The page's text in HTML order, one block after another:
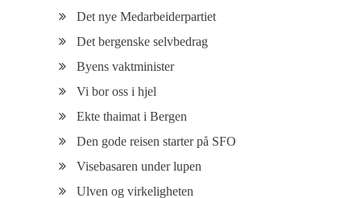
Det nye Medarbeiderpartiet
Det bergenske selvbedrag
Byens vaktminister
Vi bor oss i hjel
Ekte thaimat i Bergen
Den gode reisen starter på SFO
Visebasaren under lupen
Ulven og virkeligheten